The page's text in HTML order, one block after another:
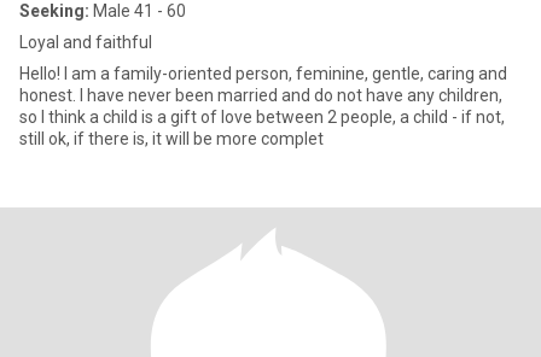
Seeking: Male 41 - 60
Loyal and faithful
Hello! I am a family-oriented person, feminine, gentle, caring and
honest. I have never been married and do not have any children,
so I think a child is a gift of love between 2 people, a child - if not,
still ok, if there is, it will be more complet